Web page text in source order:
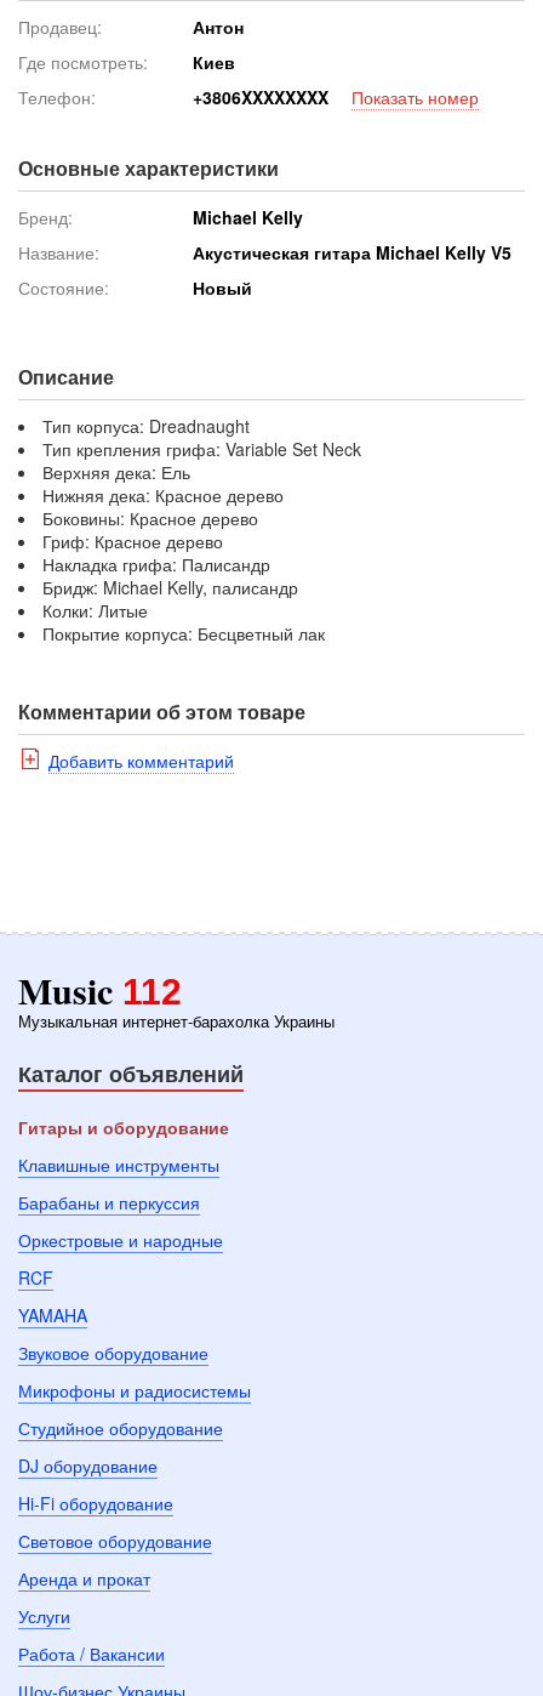
Продавец:
Антон
Где посмотреть:
Киев
Телефон:
+3806XXXXXXXX Показать номер
Основные характеристики
Бренд:
Michael Kelly
Название:
Акустическая гитара Michael Kelly V5
Состояние:
Новый
Описание
Тип корпуса: Dreadnaught
Тип крепления грифа: Variable Set Neck
Верхняя дека: Ель
Нижняя дека: Красное дерево
Боковины: Красное дерево
Гриф: Красное дерево
Накладка грифа: Палисандр
Бридж: Michael Kelly, палисандр
Колки: Литые
Покрытие корпуса: Бесцветный лак
Комментарии об этом товаре
Добавить комментарий
Music 112
Музыкальная интернет-барахолка Украины
Каталог объявлений
Гитары и оборудование
Клавишные инструменты
Барабаны и перкуссия
Оркестровые и народные
RCF
YAMAHA
Звуковое оборудование
Микрофоны и радиосистемы
Студийное оборудование
DJ оборудование
Hi-Fi оборудование
Световое оборудование
Аренда и прокат
Услуги
Работа / Вакансии
Шоу-бизнес Украины